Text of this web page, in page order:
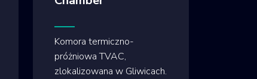
Komora termiczno-
próżniowa TVAC,
zlokalizowana w Gliwicach.